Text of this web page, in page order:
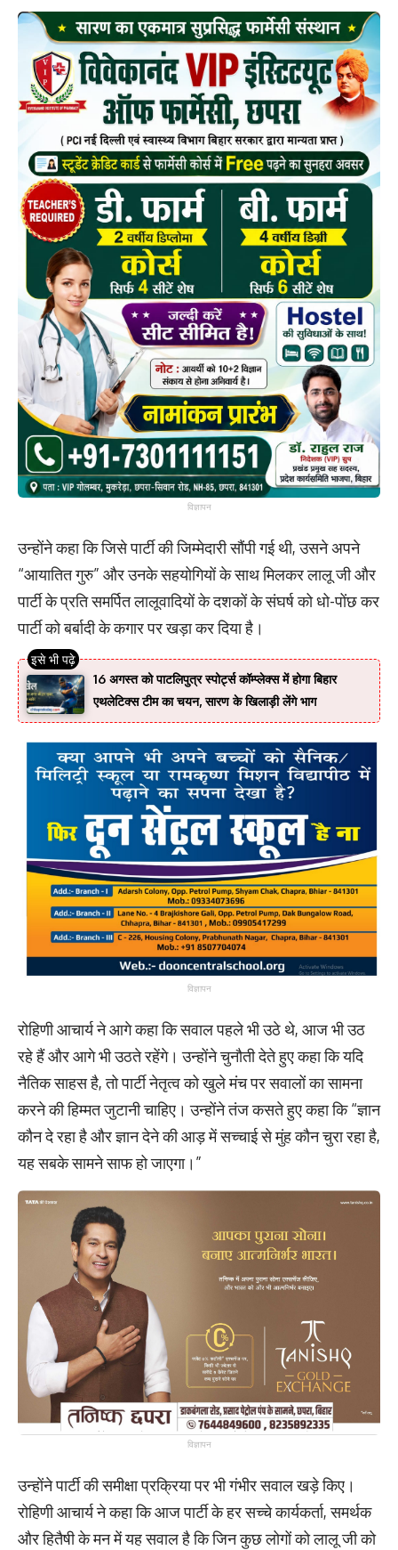
विज्ञापन
उन्होंने कहा कि जिसे पार्टी की जिम्मेदारी सौंपी गई थी, उसने अपने
“आयातित गुरु” और उनके सहयोगियों के साथ मिलकर लालू जी और
पार्टी के प्रति समर्पित लालूवादियों के दशकों के संघर्ष को धो-पोंछ कर
पार्टी को बर्बादी के कगार पर खड़ा कर दिया है।
16 अगस्त को पाटलिपुत्र स्पोर्ट्स कॉम्प्लेक्स में होगा बिहार
एथलेटिक्स टीम का चयन, सारण के खिलाड़ी लेंगे भाग
विज्ञापन
रोहिणी आचार्य ने आगे कहा कि सवाल पहले भी उठे थे, आज भी उठ
रहे हैं और आगे भी उठते रहेंगे। उन्होंने चुनौती देते हुए कहा कि यदि
नैतिक साहस है, तो पार्टी नेतृत्व को खुले मंच पर सवालों का सामना
करने की हिम्मत जुटानी चाहिए। उन्होंने तंज कसते हुए कहा कि “ज्ञान
कौन दे रहा है और ज्ञान देने की आड़ में सच्चाई से मुंह कौन चुरा रहा है,
यह सबके सामने साफ हो जाएगा।”
विज्ञापन
उन्होंने पार्टी की समीक्षा प्रक्रिया पर भी गंभीर सवाल खड़े किए।
रोहिणी आचार्य ने कहा कि आज पार्टी के हर सच्चे कार्यकर्ता, समर्थक
और हितैषी के मन में यह सवाल है कि जिन कुछ लोगों को लालू जी को